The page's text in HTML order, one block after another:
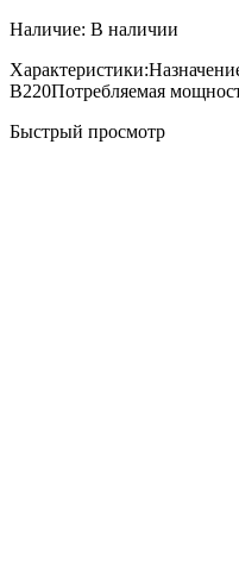
Наличие: В наличии
В220Потребляемая
Быстрый просмотр